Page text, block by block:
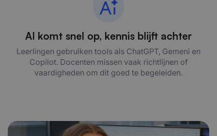
AI komt snel op, kennis blijft achter
Leerlingen gebruiken tools als ChatGPT, Gemeni en
Copilot. Docenten missen vaak richtlijnen of
vaardigheden om dit goed te begeleiden.